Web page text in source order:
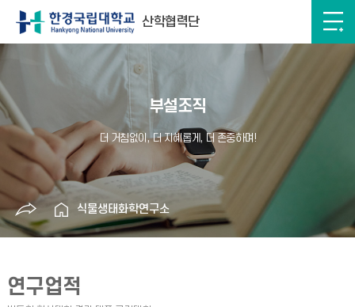
산학협력단
부설조직
식물생태화학연구소
연구업적